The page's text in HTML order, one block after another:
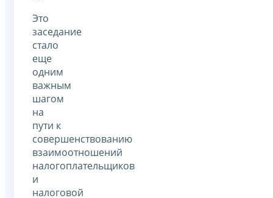
Это
заседание
стало
еще
одним
важным
шагом
на
пути к
совершенствованию
взаимоотношений
налогоплательщиков
и
налоговой